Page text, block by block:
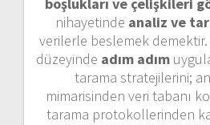
boşlukları ve çelişkileri
nihayetinde analiz ve
verilerle beslemek demektir.
düzeyinde adım adım
tarama stratejilerini;
mimarisinden veri tabanı
tarama protokollerinden